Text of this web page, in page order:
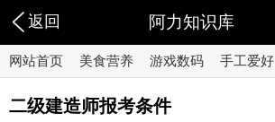
返回 阿力知识库
网站首页 美食营养 游戏数码 手工爱好
二级建造师报考条件